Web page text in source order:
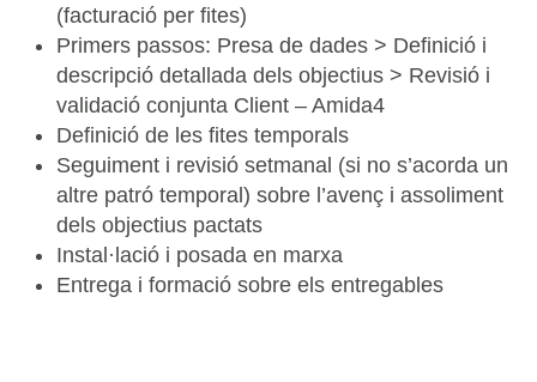
(facturació per fites)
Primers passos: Presa de dades > Definició i
descripció detallada dels objectius > Revisió i
validació conjunta Client – Amida4
Definició de les fites temporals
Seguiment i revisió setmanal (si no s’acorda un
altre patró temporal) sobre l’avenç i assoliment
dels objectius pactats
Instal·lació i posada en marxa
Entrega i formació sobre els entregables